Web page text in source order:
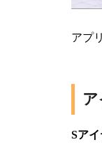
アプ
Sア